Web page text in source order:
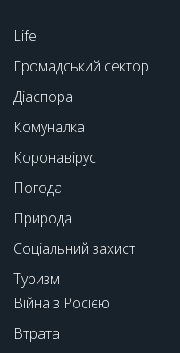
Life
Громадський сектор
Діаспора
Комуналка
Коронавірус
Погода
Природа
Соціальний захист
Туризм
Війна з Росією
Втрата